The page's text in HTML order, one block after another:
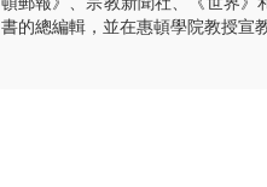
書的總編輯，並在惠頓學院教授宣